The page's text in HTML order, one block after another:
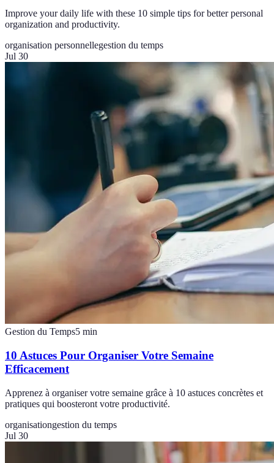
Improve your daily life with these 10 simple tips for better personal
organization and productivity.
organisation personnellegestion du temps
Jul 30
Gestion du Temps5 min
10 Astuces Pour Organiser Votre Semaine
Efficacement
Apprenez à organiser votre semaine grâce à 10 astuces concrètes et
pratiques qui boosteront votre productivité.
organisationgestion du temps
Jul 30